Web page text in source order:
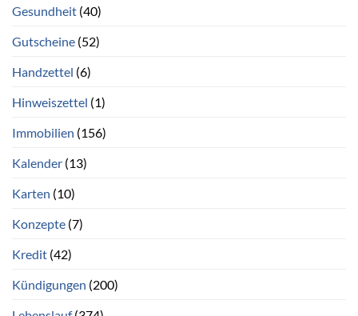
Gesundheit (40)
Gutscheine (52)
Handzettel (6)
Hinweiszettel (1)
Immobilien (156)
Kalender (13)
Karten (10)
Konzepte (7)
Kredit (42)
Kündigungen (200)